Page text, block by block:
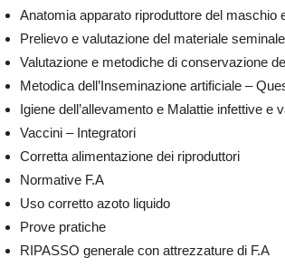
Anatomia apparato riproduttore del maschio
Prelievo e valutazione del materiale seminale
Valutazione e metodiche di conservazione
Metodica dell’Inseminazione artificiale –
Igiene dell’allevamento e Malattie infettive e
Vaccini – Integratori
Corretta alimentazione dei riproduttori
Normative F.A
Uso corretto azoto liquido
Prove pratiche
RIPASSO generale con attrezzature di F.A